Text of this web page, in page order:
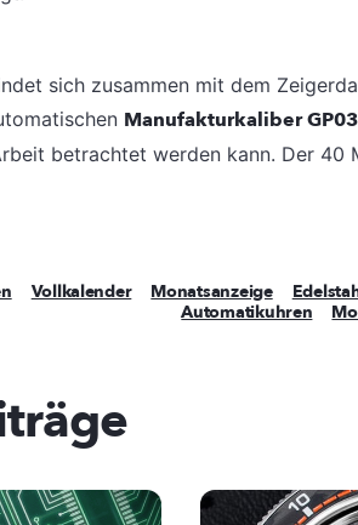
sich zusammen mit dem
Manufakturkaliber
betrachtet werden kann. Der 40
Vollkalender Monatsanzeige
Automatikuhren